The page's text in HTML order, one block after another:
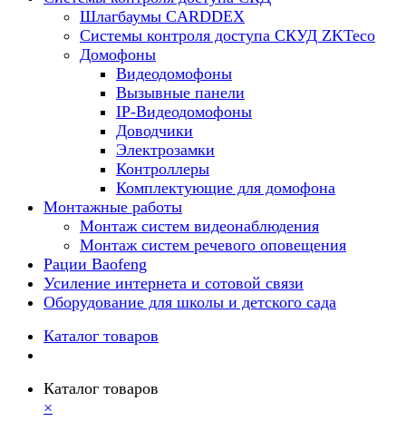
Шлагбаумы CARDDEX
Системы контроля доступа СКУД ZKTeco
Домофоны
Видеодомофоны
Вызывные панели
IP-Видеодомофоны
Доводчики
Электрозамки
Контроллеры
Комплектующие для домофона
Монтажные работы
Монтаж систем видеонаблюдения
Монтаж систем речевого оповещения
Рации Baofeng
Усиление интернета и сотовой связи
Оборудование для школы и детского сада
Каталог товаров
Каталог товаров
×